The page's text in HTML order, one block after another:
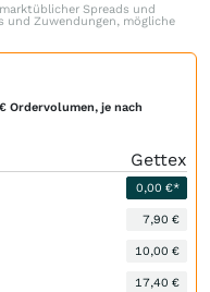
Spreads und
und Zuwendungen, mögliche
Ordervolumen, je nach
Gettex
0,00 €*
7,90 €
10,00 €
17,40 €